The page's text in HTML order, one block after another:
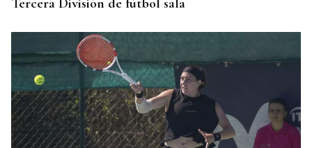
Tercera División de fútbol sala